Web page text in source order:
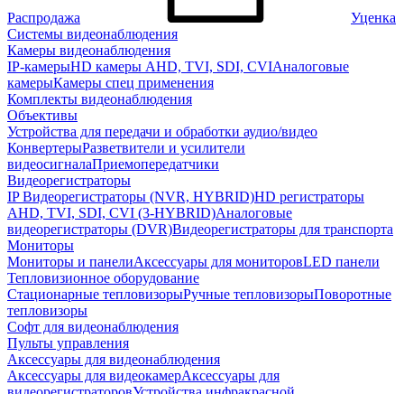
Распродажа
Уценка
Системы видеонаблюдения
Камеры видеонаблюдения
IP-камерыHD камеры AHD, TVI, SDI, CVIАналоговые
камерыКамеры спец применения
Комплекты видеонаблюдения
Объективы
Устройства для передачи и обработки аудио/видео
КонвертерыРазветвители и усилители
видеосигналаПриемопередатчики
Видеорегистраторы
IP Видеорегистраторы (NVR, HYBRID)HD регистраторы
AHD, TVI, SDI, CVI (3-HYBRID)Аналоговые
видеорегистраторы (DVR)Видеорегистраторы для транспорта
Мониторы
Мониторы и панелиАксессуары для мониторовLED панели
Тепловизионное оборудование
Стационарные тепловизорыРучные тепловизорыПоворотные
тепловизоры
Софт для видеонаблюдения
Пульты управления
Аксессуары для видеонаблюдения
Аксессуары для видеокамерАксессуары для